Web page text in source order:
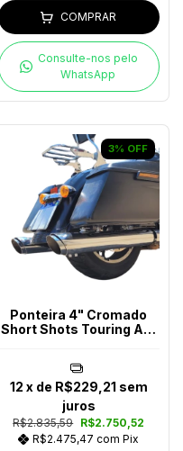
COMPRAR
Consulte-nos pelo
WhatsApp
3% OFF
Ponteira 4" Cromado
Short Shots Touring Até
R$2.835,59 R$2.750,52
R$2.475,47com Pix
12 x de R$229,21 sem
juros